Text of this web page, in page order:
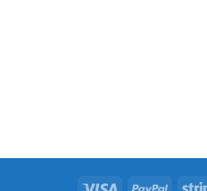
Visa PayPal